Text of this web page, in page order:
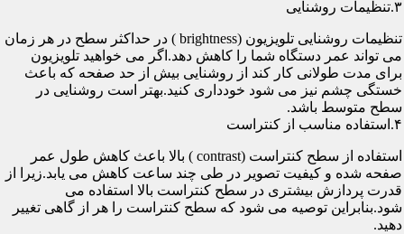
۳.تنظیمات روشنایی
تنظیمات روشنایی تلویزیون (brightness ) در حداکثر سطح در هر زمان
می تواند عمر دستگاه شما را کاهش دهد.اگر می خواهید تلویزیون
برای مدت طولانی کار کند از روشنایی بیش از حد صفحه که باعث
خستگی چشم نیز می شود خودداری کنید.بهتر است روشنایی در
سطح متوسط باشد.
۴.استفاده مناسب از کنتراست
استفاده از سطح کنتراست (contrast ) بالا باعث کاهش طول عمر
صفحه شده و کیفیت تصویر در طی چند ساعت کاهش می یابد.زیرا از
قدرت پردازش بیشتری در سطح کنتراست بالا استفاده می
شود.بنابراین توصیه می شود که سطح کنتراست را هر از گاهی تغییر
دهید.